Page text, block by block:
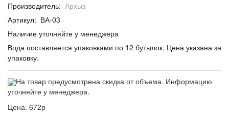
Производитель: Архыз
Артикул: ВА-03
Наличие уточняйте у менеджера
Вода поставляется упаковками по 12 бутылок. Цена указана за
упаковку.
На товар предусмотрена скидка от объема. Информацию
уточняйте у менеджера.
Цена: 672р